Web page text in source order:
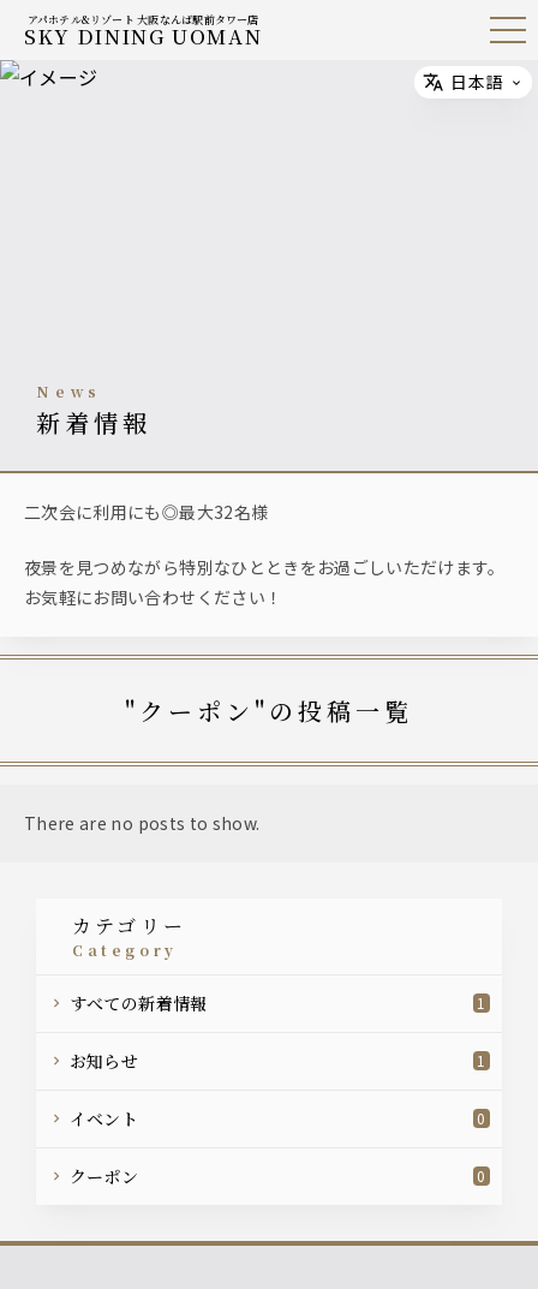
アパホテル&リゾート 大阪なんば駅前タワー店
SKY DINING UOMAN Open
Navig
news
新着情報
二次会に利用にも◎最大32名様
夜景を見つめながら特別なひとときをお過ごしいただけます。
お気軽にお問い合わせください！
"クーポン"の投稿一覧
There are no posts to show.
カテゴリー
category
すべての新着情報 1
お知らせ 1
イベント 0
クーポン 0
Select
日本語